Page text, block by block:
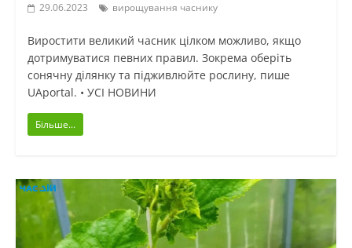
29.06.2023 вирощування часнику
Виростити великий часник цілком можливо, якщо
дотримуватися певних правил. Зокрема оберіть
сонячну ділянку та підживлюйте рослину, пише
UAportal. • УСІ НОВИНИ
Більше...